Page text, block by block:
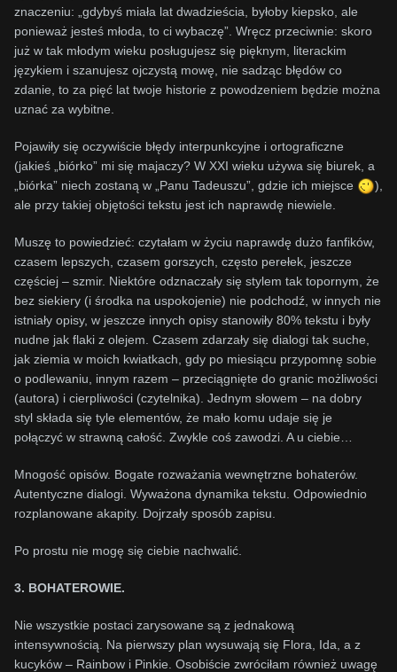
znaczeniu: „gdybyś miała lat dwadzieścia, byłoby kiepsko, ale
ponieważ jesteś młoda, to ci wybaczę”. Wręcz przeciwnie: skoro
już w tak młodym wieku posługujesz się pięknym, literackim
językiem i szanujesz ojczystą mowę, nie sadząc błędów co
zdanie, to za pięć lat twoje historie z powodzeniem będzie można
uznać za wybitne.
Pojawiły się oczywiście błędy interpunkcyjne i ortograficzne
(jakieś „biórko” mi się majaczy? W XXI wieku używa się biurek, a
„biórka” niech zostaną w „Panu Tadeuszu”, gdzie ich miejsce
),
ale przy takiej objętości tekstu jest ich naprawdę niewiele.
Muszę to powiedzieć: czytałam w życiu naprawdę dużo fanfików,
czasem lepszych, czasem gorszych, często perełek, jeszcze
częściej – szmir. Niektóre odznaczały się stylem tak topornym, że
bez siekiery (i środka na uspokojenie) nie podchodź, w innych nie
istniały opisy, w jeszcze innych opisy stanowiły 80% tekstu i były
nudne jak flaki z olejem. Czasem zdarzały się dialogi tak suche,
jak ziemia w moich kwiatkach, gdy po miesiącu przypomnę sobie
o podlewaniu, innym razem – przeciągnięte do granic możliwości
(autora) i cierpliwości (czytelnika). Jednym słowem – na dobry
styl składa się tyle elementów, że mało komu udaje się je
połączyć w strawną całość. Zwykle coś zawodzi. A u ciebie…
Mnogość opisów. Bogate rozważania wewnętrzne bohaterów.
Autentyczne dialogi. Wyważona dynamika tekstu. Odpowiednio
rozplanowane akapity. Dojrzały sposób zapisu.
Po prostu nie mogę się ciebie nachwalić.
3. BOHATEROWIE.
Nie wszystkie postaci zarysowane są z jednakową
intensywnością. Na pierwszy plan wysuwają się Flora, Ida, a z
kucyków – Rainbow i Pinkie. Osobiście zwróciłam również uwagę